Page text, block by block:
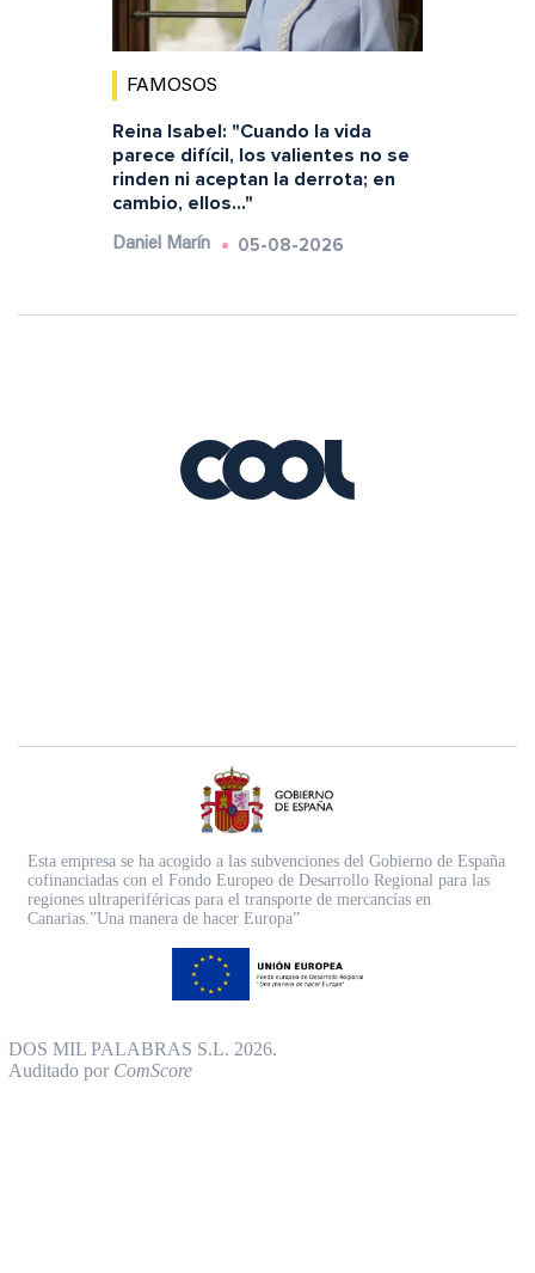
FAMOSOS
Reina Isabel: "Cuando la vida
parece difícil, los valientes no se
rinden ni aceptan la derrota; en
cambio, ellos..."
Daniel Marín 05-08-2026
Esta empresa se ha acogido a las subvenciones del Gobierno de España
cofinanciadas con el Fondo Europeo de Desarrollo Regional para las
regiones ultraperiféricas para el transporte de mercancías en
Canarias.”Una manera de hacer Europa”
DOS MIL PALABRAS S.L. 2026.
Auditado por ComScore